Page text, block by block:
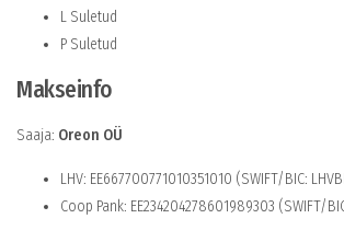
L Suletud
P Suletud
Makseinfo
Saaja: Oreon OÜ
LHV: EE667700771010351010 (SWIFT/BIC:
Coop Pank: EE234204278601989303 (SWIFT/